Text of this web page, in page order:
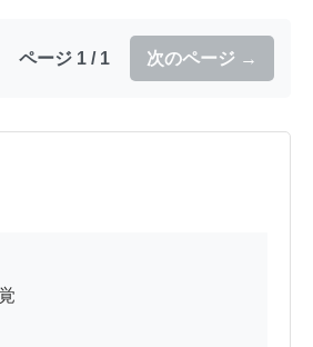
ページ 1 / 1 次のページ →